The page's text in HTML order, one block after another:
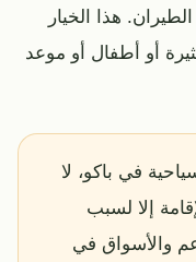
هذا الخيار
أو أطفال أو موعد
في باكو، لا
إلا لسبب
والأسواق في